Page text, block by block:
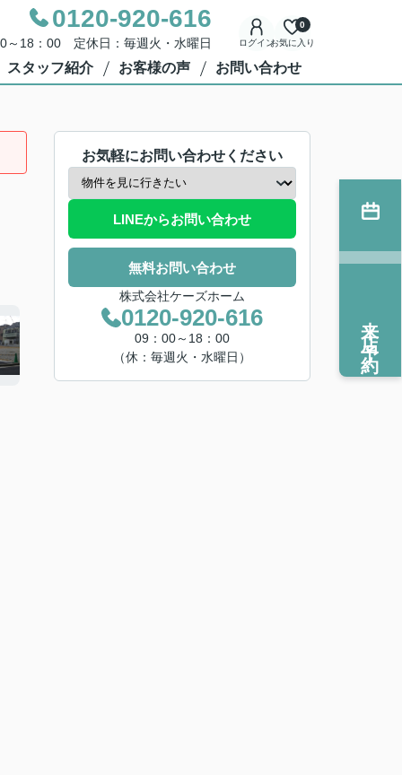
0120-920-616
～18：00 定休日：毎週火・水曜日 ログインお気に入り
0
スタッフ紹介 お客様の声 お問い合わせ
お気軽にお問い合わせください
LINEからお問い合わせ
無料お問い合わせ
株式会社ケーズホーム
0120-920-616
09：00～18：00
（休：毎週火・水曜日）
来店予約